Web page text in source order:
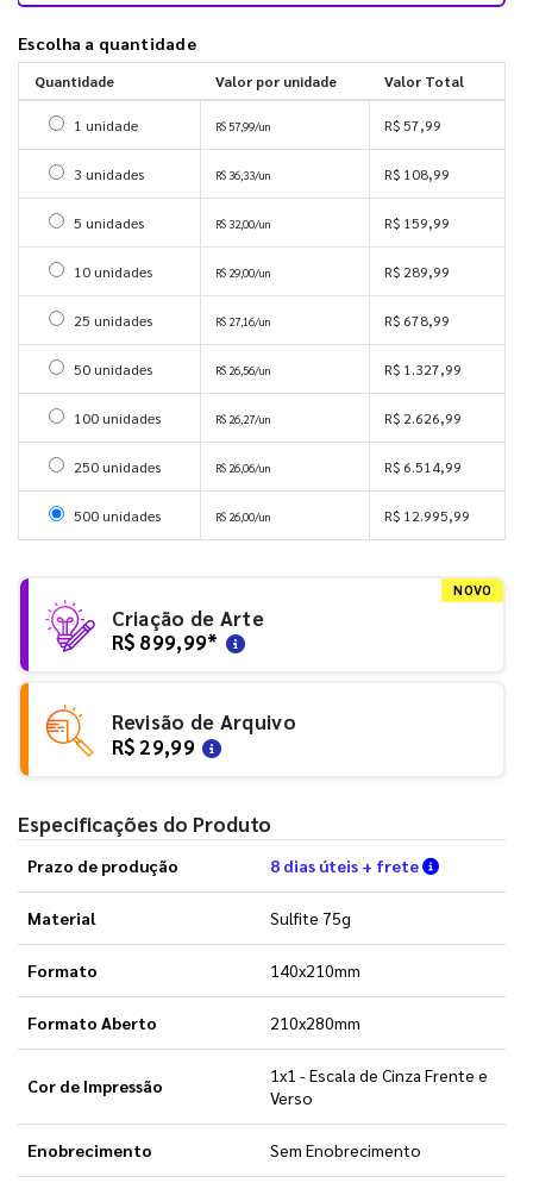
Escolha a quantidade
Quantidade Valor por unidade Valor Total
Selecionar 1 unidade
1 unidade R$ 57,99/un R$ 57,99
Selecionar 3 unidades
3 unidades R$ 36,33/un R$ 108,99
Selecionar 5 unidades
5 unidades R$ 32,00/un R$ 159,99
Selecionar 10 unidades
10 unidades R$ 29,00/un R$ 289,99
Selecionar 25 unidades
25 unidades R$ 27,16/un R$ 678,99
Selecionar 50 unidades
50 unidades R$ 26,56/un R$ 1.327,99
Selecionar 100 unidades
100 unidades R$ 26,27/un R$ 2.626,99
Selecionar 250 unidades
250 unidades R$ 26,06/un R$ 6.514,99
Selecionar 500 unidades
500 unidades R$ 26,00/un R$ 12.995,99
NOVO
Criação de Arte
R$ 899,99*
Revisão de Arquivo
R$ 29,99
Especificações do Produto
Prazo de produção 8 dias úteis + frete Verifique
Material Sulfite 75g
Formato 140x210mm
Formato Aberto 210x280mm
Cor de Impressão
1x1 - Escala de Cinza Frente e
Verso
Enobrecimento Sem Enobrecimento